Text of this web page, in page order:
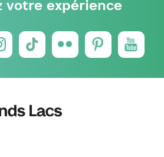
votre expérience